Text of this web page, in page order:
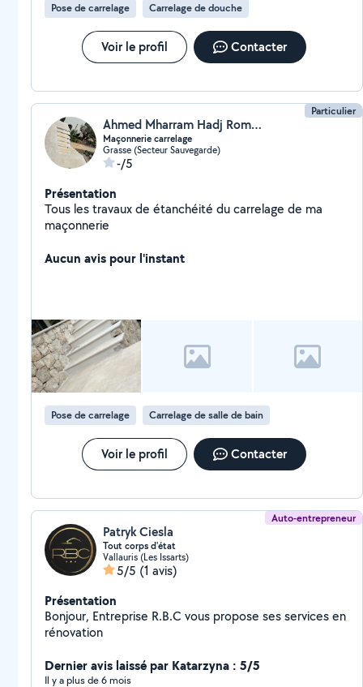
Pose de carrelage Carrelage de douche
Voir le profil Contacter
Particulier
Ahmed Mharram Hadj Romdhane
Maçonnerie carrelage
Grasse (Secteur Sauvegarde)
-/5
Présentation
Tous les travaux de étanchéité du carrelage de ma
maçonnerie
Aucun avis pour l'instant
Pose de carrelage Carrelage de salle de bain
Voir le profil Contacter
Auto-entrepreneur
Patryk Ciesla
Tout corps d'état
Vallauris (Les Issarts)
5/5 (1 avis)
Présentation
Bonjour, Entreprise R.B.C vous propose ses services en
rénovation
Dernier avis laissé par Katarzyna : 5/5
Il y a plus de 6 mois